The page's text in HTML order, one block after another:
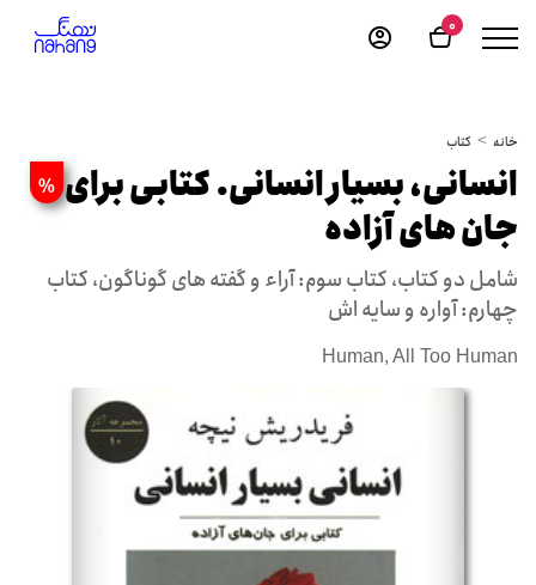
0
خانه کتاب
% انسانی، بسیار انسانی. کتابی برای
جان های آزاده
شامل دو کتاب، کتاب سوم: آراء و گفته های گوناگون، کتاب
چهارم: آواره و سایه اش
Human, All Too Human